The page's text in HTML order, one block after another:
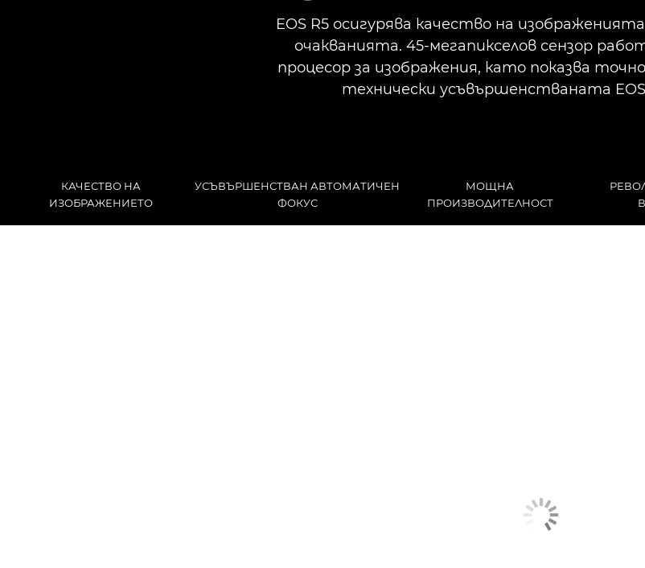
EOS R5 осигурява качество на
очакванията. 45-мегапикселов сензор
процесор за изображения, като показва
технически усъвършенстваната
КАЧЕСТВО НА
ИЗОБРАЖЕНИЕТО
УСЪВЪРШЕНСТВАН АВТОМАТИЧЕН
ФОКУС
МОЩНА
ПРОИЗВОДИТЕЛНОСТ